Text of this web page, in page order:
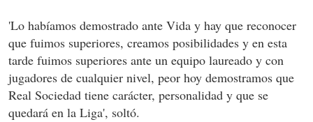
'Lo habíamos demostrado ante Vida y hay que reconocer
que fuimos superiores, creamos posibilidades y en esta
tarde fuimos superiores ante un equipo laureado y con
jugadores de cualquier nivel, peor hoy demostramos que
Real Sociedad tiene carácter, personalidad y que se
quedará en la Liga', soltó.